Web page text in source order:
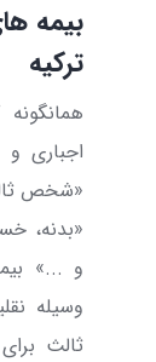
بیمه
ترکیه
اجباری و
«شخص
«بدنه،
و ...»
وسیله
ثالث